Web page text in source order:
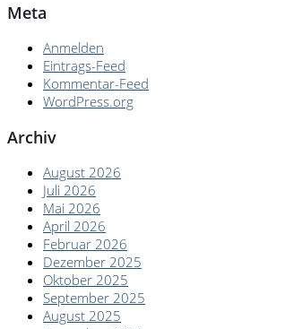
Meta
Anmelden
Eintrags-Feed
Kommentar-Feed
WordPress.org
Archiv
August 2026
Juli 2026
Mai 2026
April 2026
Februar 2026
Dezember 2025
Oktober 2025
September 2025
August 2025